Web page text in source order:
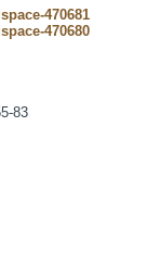
470681
470680
83